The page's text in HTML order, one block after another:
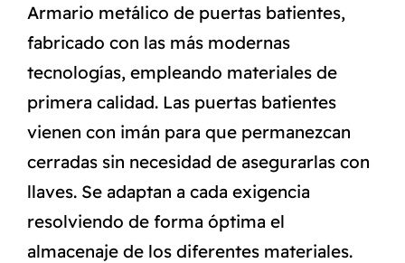
Armario metálico de puertas batientes,
fabricado con las más modernas
tecnologías, empleando materiales de
primera calidad. Las puertas batientes
vienen con imán para que permanezcan
cerradas sin necesidad de asegurarlas con
llaves. Se adaptan a cada exigencia
resolviendo de forma óptima el
almacenaje de los diferentes materiales.